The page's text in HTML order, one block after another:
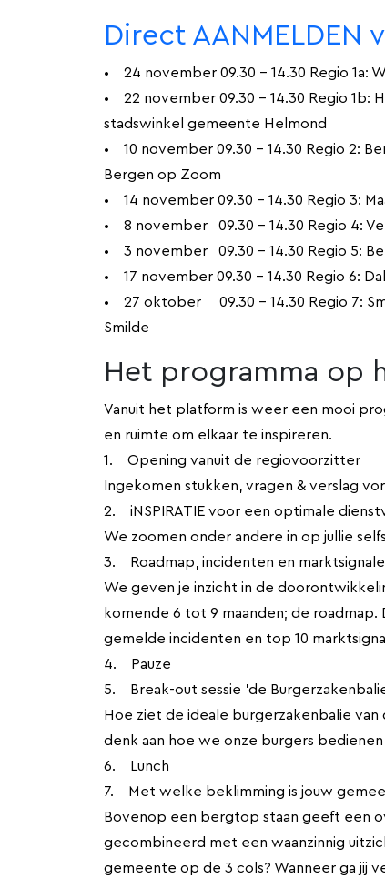
Direct
• 24 november 09.30 - 14.30 Regio 1a:
• 22 november 09.30 - 14.30 Regio 1b:
stadswinkel gemeente Helmond
• 10 november 09.30 - 14.30 Regio 2:
Bergen op Zoom
• 14 november 09.30 - 14.30 Regio 3:
• 8 november 09.30 - 14.30 Regio 4:
• 3 november 09.30 - 14.30 Regio 5:
• 17 november 09.30 - 14.30 Regio 6:
• 27 oktober 09.30 - 14.30 Regio 7:
Smilde
Het programma op
Vanuit het platform is weer een mooi
en ruimte om elkaar te inspireren.
1. Opening vanuit de regiovoorzitter
Ingekomen stukken, vragen & verslag
2. iNSPIRATIE voor een optimale
We zoomen onder andere in op jullie
3. Roadmap, incidenten en
We geven je inzicht in de
komende 6 tot 9 maanden; de
gemelde incidenten en top 10
4. Pauze
5. Break-out sessie 'de
Hoe ziet de ideale burgerzakenbalie
denk aan hoe we onze burgers bedienen
6. Lunch
7. Met welke beklimming is jouw
Bovenop een bergtop staan geeft een
gecombineerd met een waanzinnig
gemeente op de 3 cols? Wanneer ga jij